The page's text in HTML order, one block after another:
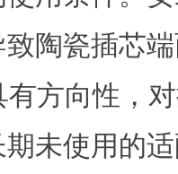
陶瓷插芯
方向性，
未使用的